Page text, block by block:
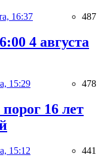
16:37 487
4 августа
15:29 478
16 лет
15:12 441